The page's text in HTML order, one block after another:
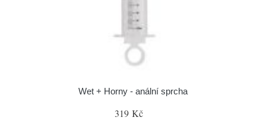
Wet + Horny - anální sprcha
319 Kč